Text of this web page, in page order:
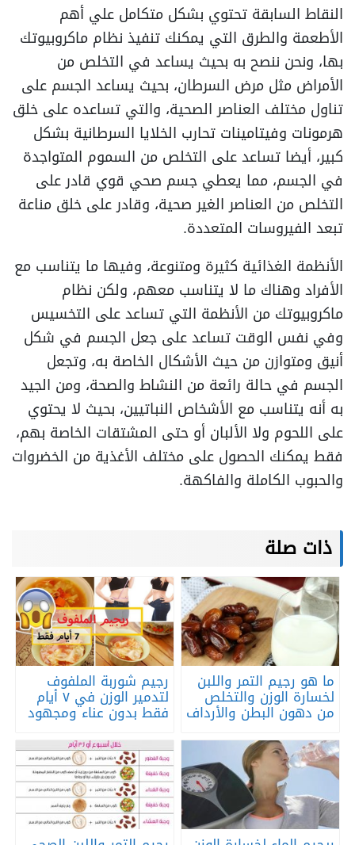
النقاط السابقة تحتوي بشكل متكامل علي أهم
الأطعمة والطرق التي يمكنك تنفيذ نظام ماكروبيوتك
بها، ونحن ننصح به بحيث يساعد في التخلص من
الأمراض مثل مرض السرطان، بحيث يساعد الجسم على
تناول مختلف العناصر الصحية، والتي تساعده على خلق
هرمونات وفيتامينات تحارب الخلايا السرطانية بشكل
كبير، أيضا تساعد على التخلص من السموم المتواجدة
في الجسم، مما يعطي جسم صحي قوي قادر على
التخلص من العناصر الغير صحية، وقادر على خلق مناعة
تبعد الفيروسات المتعددة.
الأنظمة الغذائية كثيرة ومتنوعة، وفيها ما يتناسب مع
الأفراد وهناك ما لا يتناسب معهم، ولكن نظام
ماكروبيوتك من الأنظمة التي تساعد على التخسيس
وفي نفس الوقت تساعد على جعل الجسم في شكل
أنيق ومتوازن من حيث الأشكال الخاصة به، وتجعل
الجسم في حالة رائعة من النشاط والصحة، ومن الجيد
به أنه يتناسب مع الأشخاص النباتيين، بحيث لا يحتوي
على اللحوم ولا الألبان أو حتى المشتقات الخاصة بهم،
فقط يمكنك الحصول على مختلف الأغذية من الخضروات
والحبوب الكاملة والفاكهة.
ذات صلة
ما هو رجيم التمر واللبن
لخسارة الوزن والتخلص
من دهون البطن والأرداف
رجيم شوربة الملفوف
لتدمير الوزن في ٧ أيام
فقط بدون عناء ومجهود